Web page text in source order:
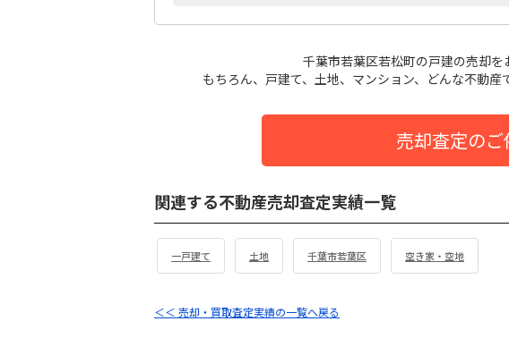
千葉市若葉区若松町の戸建の売却を
もちろん、戸建て、土地、マンション、どんな不動産
売却査定の
関連する不動産売却査定実績一覧
一戸建て 土地 千葉市若葉区 空き家・空地
＜＜ 売却・買取査定実績の一覧へ戻る